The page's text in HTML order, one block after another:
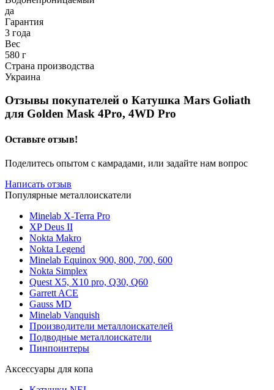
да
Гарантия
3 года
Вес
580 г
Страна производства
Украина
Отзывы покупателей о Катушка Mars Goliath
для Golden Mask 4Pro, 4WD Pro
Оставьте отзыв!
Поделитесь опытом с камрадами, или задайте нам вопрос
Написать отзыв
Популярные металлоискатели
Minelab X-Terra Pro
XP Deus II
Nokta Makro
Nokta Legend
Minelab Equinox 900, 800, 700, 600
Nokta Simplex
Quest X5, X10 pro, Q30, Q60
Garrett ACE
Gauss MD
Minelab Vanquish
Производители металлоискателей
Подводные металлоискатели
Пинпоинтеры
Аксессуары для копа